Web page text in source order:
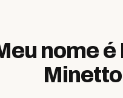
nome é
Minetto